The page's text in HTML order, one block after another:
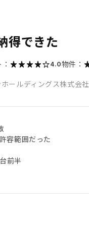
得できた
4.0物件：
ールディングス株式会社
容範囲だった
前半